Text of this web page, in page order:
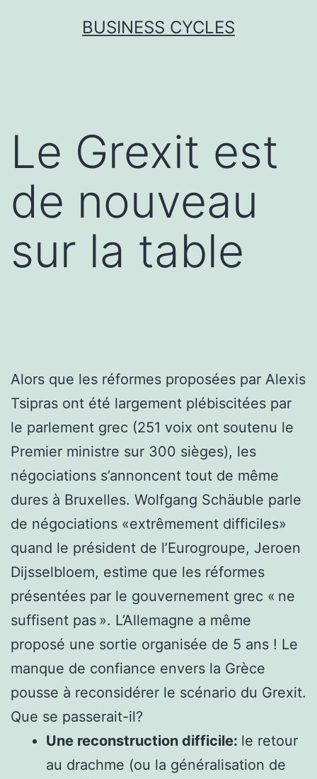
BUSINESS CYCLES
Le Grexit est
de nouveau
sur la table
Alors que les réformes proposées par Alexis
Tsipras ont été largement plébiscitées par
le parlement grec (251 voix ont soutenu le
Premier ministre sur 300 sièges), les
négociations s’annoncent tout de même
dures à Bruxelles. Wolfgang Schäuble parle
de négociations «extrêmement difficiles»
quand le président de l’Eurogroupe, Jeroen
Dijsselbloem, estime que les réformes
présentées par le gouvernement grec « ne
suffisent pas ». L’Allemagne a même
proposé une sortie organisée de 5 ans ! Le
manque de confiance envers la Grèce
pousse à reconsidérer le scénario du Grexit.
Que se passerait-il?
Une reconstruction difficile: le retour
au drachme (ou la généralisation de